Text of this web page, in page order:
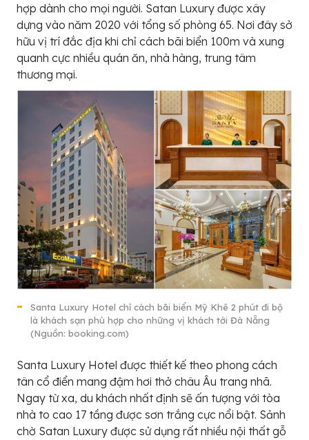
hợp dành cho mọi người. Satan Luxury được xây
dựng vào năm 2020 với tổng số phòng 65. Nơi đây sở
hữu vị trí đắc địa khi chỉ cách bãi biển 100m và xung
quanh cực nhiều quán ăn, nhà hàng, trung tâm
thương mại.
Santa Luxury Hotel chỉ cách bãi biển Mỹ Khê 2 phút đi bộ
là khách sạn phù hợp cho những vị khách tới Đà Nẵng
(Nguồn: booking.com)
Santa Luxury Hotel được thiết kế theo phong cách
tân cổ điển mang đậm hơi thở châu Âu trang nhã.
Ngay từ xa, du khách nhất định sẽ ấn tượng với tòa
nhà to cao 17 tầng được sơn trắng cực nổi bật. Sảnh
chờ Satan Luxury được sử dụng rất nhiều nội thất gỗ